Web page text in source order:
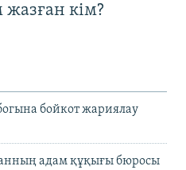
кім?
бойкот жариялау
адам құқығы бюросы